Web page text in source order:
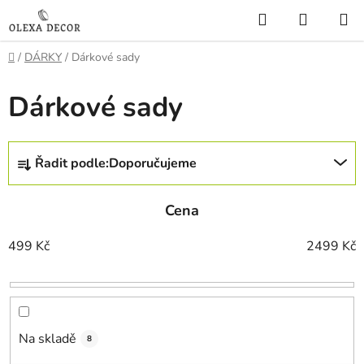
na
obsah
Hledat
KOŠÍK
Domů
/ DÁRKY / Dárkové sady
Dárkové sady
Ř
z
n
í
p
r
Řadit podle:Doporučujeme
Cena
499 Kč 2499 Kč
Na skladě 8